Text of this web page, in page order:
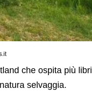
che ospita più libri
selvaggia.